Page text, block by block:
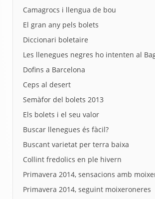
Camagrocs i llengua de bou
El gran any pels bolets
Diccionari boletaire
Les llenegues negres ho intenten al
Dofins a Barcelona
Ceps al desert
Semàfor del bolets 2013
Els bolets i el seu valor
Buscar llenegues és fàcil?
Buscant varietat per terra baixa
Collint fredolics en ple hivern
Primavera 2014, sensacions amb
Primavera 2014, seguint moixeroneres